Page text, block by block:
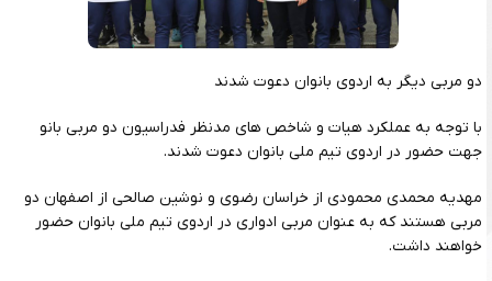
دو مربی دیگر به اردوی بانوان دعوت شدند
با توجه به عملکرد هیات و شاخص های مدنظر فدراسیون دو مربی بانو
جهت حضور در اردوی تیم ملی بانوان دعوت شدند.
مهدیه محمدی محمودی از خراسان رضوی و نوشین صالحی از اصفهان دو
مربی هستند که به عنوان مربی ادواری در اردوی تیم ملی بانوان حضور
خواهند داشت.